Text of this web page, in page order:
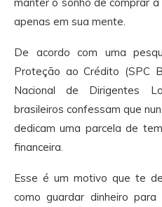
apenas em sua mente.
De acordo com uma
Proteção ao Crédito (SPC
Nacional de Dirigentes
brasileiros confessam que
dedicam uma parcela de
financeira.
Esse é um motivo que te
como guardar dinheiro